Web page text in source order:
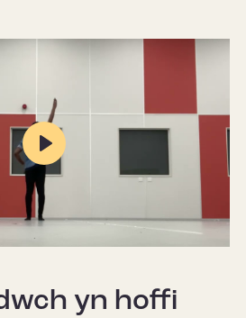
Mute Settings
Play
yn hoffi